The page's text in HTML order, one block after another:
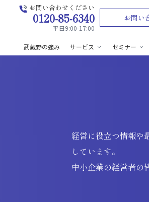
お問い合わせください
0120-85-6340
平日9:00-17:00
お問い
武蔵野の強み サービス セミナー
経営に役立つ情報や
しています。
中小企業の経営者の